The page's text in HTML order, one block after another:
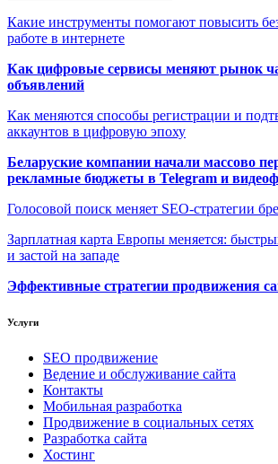
Какие инструменты помогают повысить
работе в интернете
Как цифровые сервисы меняют рынок
объявлений
Как меняются способы регистрации и
аккаунтов в цифровую эпоху
Беларуские компании начали массово
рекламные бюджеты в Telegram и
Голосовой поиск меняет SEO-стратегии
Зарплатная карта Европы меняется:
и застой на западе
Эффективные стратегии продвижения
Услуги
SEO продвижение
Ведение и обслуживание сайта
Контакты
Мобильная разработка
Продвижение в социальных сетях
Разработка сайта
Хостинг